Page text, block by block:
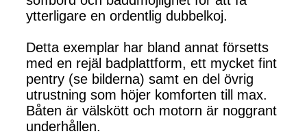
ytterligare en ordentlig dubbelkoj.
Detta exemplar har bland annat försetts
med en rejäl badplattform, ett mycket fint
pentry (se bilderna) samt en del övrig
utrustning som höjer komforten till max.
Båten är välskött och motorn är noggrant
underhållen.